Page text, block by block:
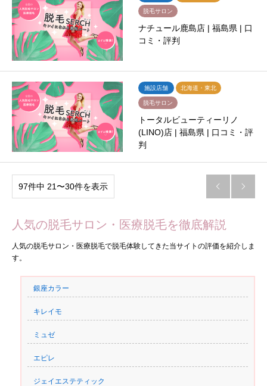
脱毛サロン
ナチュール鹿島店 | 福島県 | 口
コミ・評判
施設店舗 北海道・東北
脱毛サロン
トータルビューティーリノ
(LINO)店 | 福島県 | 口コミ・評
判
97件中 21〜30件を表示  
人気の脱毛サロン・医療脱毛を徹底解説
人気の脱毛サロン・医療脱毛で脱毛体験してきた当サイトの評価を紹介しま
す。
銀座カラー
キレイモ
ミュゼ
エピレ
ジェイエステティック